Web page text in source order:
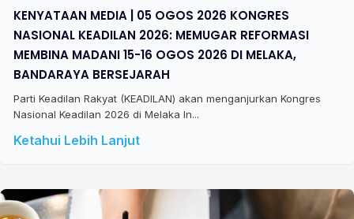
KENYATAAN MEDIA | 05 OGOS 2026 KONGRES
NASIONAL KEADILAN 2026: MEMUGAR REFORMASI
MEMBINA MADANI 15-16 OGOS 2026 DI MELAKA,
BANDARAYA BERSEJARAH
Parti Keadilan Rakyat (KEADILAN) akan menganjurkan Kongres
Nasional Keadilan 2026 di Melaka In...
Ketahui Lebih Lanjut